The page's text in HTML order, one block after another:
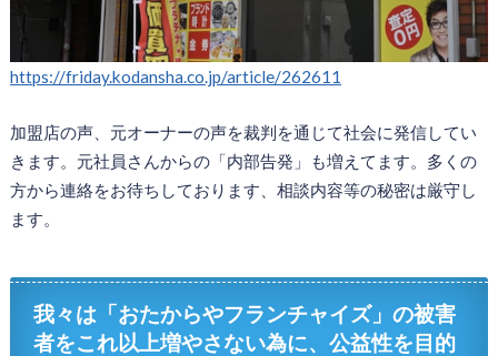
https://friday.kodansha.co.jp/article/262611
加盟店の声、元オーナーの声を裁判を通じて社会に発信してい
きます。元社員さんからの「内部告発」も増えてます。多くの
方から連絡をお待ちしております、相談内容等の秘密は厳守し
ます。
我々は「おたからやフランチャイズ」の被害
者をこれ以上増やさない為に、公益性を目的